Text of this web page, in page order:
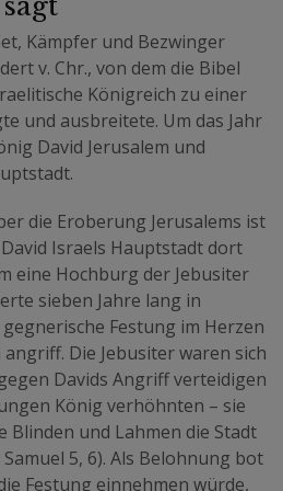
Kämpfer und Bezwinger
v. Chr., von dem die Bibel
Königreich zu einer
und ausbreitete. Um das Jahr
David Jerusalem und
die Eroberung Jerusalems ist
Israels Hauptstadt dort
eine Hochburg der Jebusiter
sieben Jahre lang in
Festung im Herzen
Die Jebusiter waren sich
Davids Angriff verteidigen
König verhöhnten ­– sie
Blinden und Lahmen die Stadt
5, 6). Als Belohnung bot
Festung einnehmen würde,